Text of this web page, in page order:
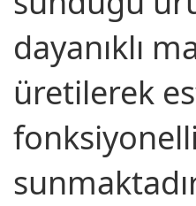
dayanıklı
üretilerek